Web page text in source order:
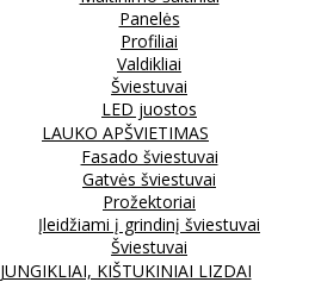
Panelės
Profiliai
Valdikliai
Šviestuvai
LED juostos
LAUKO APŠVIETIMAS
Fasado šviestuvai
Gatvės šviestuvai
Prožektoriai
Įleidžiami į grindinį šviestuvai
Šviestuvai
JUNGIKLIAI, KIŠTUKINIAI LIZDAI